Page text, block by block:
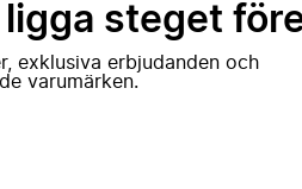
steget
exklusiva erbjudanden och
varumärken.